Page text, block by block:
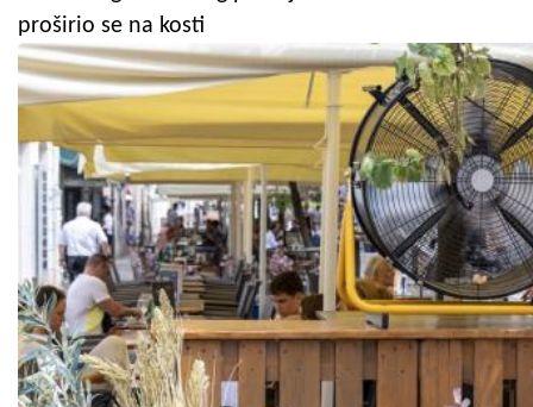
proširio se na kosti